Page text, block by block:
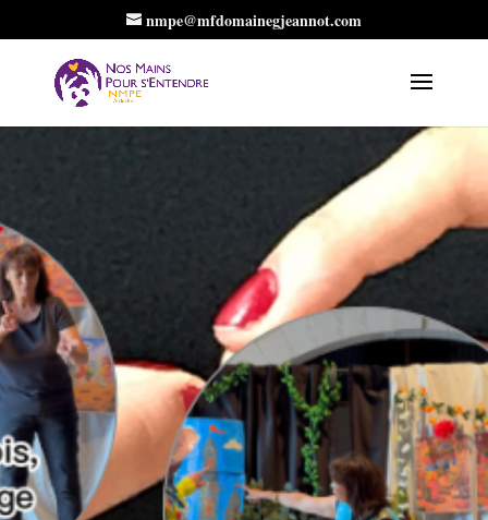
nmpe@mfdomainegjeannot.com